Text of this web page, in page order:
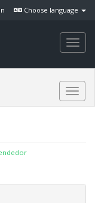
Choose language